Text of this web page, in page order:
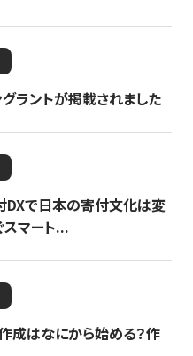
ラントが掲載されました
DXで日本の寄付文化は変
マート...
成はなにから始める？作